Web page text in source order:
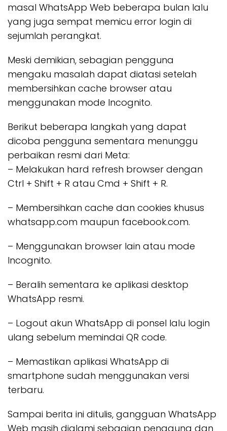
masal WhatsApp Web beberapa bulan lalu
yang juga sempat memicu error login di
sejumlah perangkat.
Meski demikian, sebagian pengguna
mengaku masalah dapat diatasi setelah
membersihkan cache browser atau
menggunakan mode Incognito.
Berikut beberapa langkah yang dapat
dicoba pengguna sementara menunggu
perbaikan resmi dari Meta:
– Melakukan hard refresh browser dengan
Ctrl + Shift + R atau Cmd + Shift + R.
– Membersihkan cache dan cookies khusus
whatsapp.com maupun facebook.com.
– Menggunakan browser lain atau mode
Incognito.
– Beralih sementara ke aplikasi desktop
WhatsApp resmi.
– Logout akun WhatsApp di ponsel lalu login
ulang sebelum memindai QR code.
– Memastikan aplikasi WhatsApp di
smartphone sudah menggunakan versi
terbaru.
Sampai berita ini ditulis, gangguan WhatsApp
Web masih dialami sebagian pengguna dan